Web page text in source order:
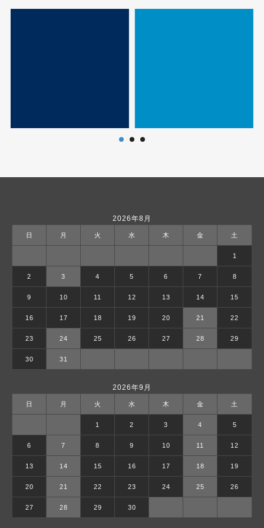
2026年8月
日 月 火 水 木 金 土
1
2 3 4 5 6 7 8
9 10 11 12 13 14 15
16 17 18 19 20 21 22
23 24 25 26 27 28 29
30 31
2026年9月
日 月 火 水 木 金 土
1 2 3 4 5
6 7 8 9 10 11 12
13 14 15 16 17 18 19
20 21 22 23 24 25 26
27 28 29 30